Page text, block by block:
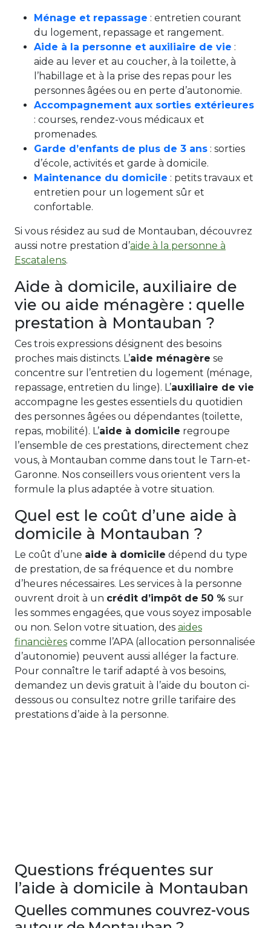
Ménage et repassage : entretien courant
du logement, repassage et rangement.
Aide à la personne et auxiliaire de vie :
aide au lever et au coucher, à la toilette, à
l’habillage et à la prise des repas pour les
personnes âgées ou en perte d’autonomie.
Accompagnement aux sorties extérieures
: courses, rendez-vous médicaux et
promenades.
Garde d’enfants de plus de 3 ans : sorties
d’école, activités et garde à domicile.
Maintenance du domicile : petits travaux et
entretien pour un logement sûr et
confortable.
Si vous résidez au sud de Montauban, découvrez
aussi notre prestation d’aide à la personne à
Escatalens.
Aide à domicile, auxiliaire de
vie ou aide ménagère : quelle
prestation à Montauban ?
Ces trois expressions désignent des besoins
proches mais distincts. L’aide ménagère se
concentre sur l’entretien du logement (ménage,
repassage, entretien du linge). L’auxiliaire de vie
accompagne les gestes essentiels du quotidien
des personnes âgées ou dépendantes (toilette,
repas, mobilité). L’aide à domicile regroupe
l’ensemble de ces prestations, directement chez
vous, à Montauban comme dans tout le Tarn-et-
Garonne. Nos conseillers vous orientent vers la
formule la plus adaptée à votre situation.
Quel est le coût d’une aide à
domicile à Montauban ?
Le coût d’une aide à domicile dépend du type
de prestation, de sa fréquence et du nombre
d’heures nécessaires. Les services à la personne
ouvrent droit à un crédit d’impôt de 50 % sur
les sommes engagées, que vous soyez imposable
ou non. Selon votre situation, des aides
financières comme l’APA (allocation personnalisée
d’autonomie) peuvent aussi alléger la facture.
Pour connaître le tarif adapté à vos besoins,
demandez un devis gratuit à l’aide du bouton ci-
dessous ou consultez notre grille tarifaire des
prestations d’aide à la personne.
Questions fréquentes sur
l’aide à domicile à Montauban
Quelles communes couvrez-vous